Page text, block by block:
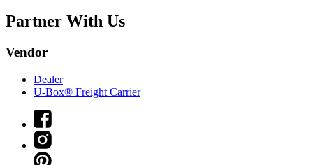
Partner With Us
Vendor
Dealer
U-Box® Freight Carrier